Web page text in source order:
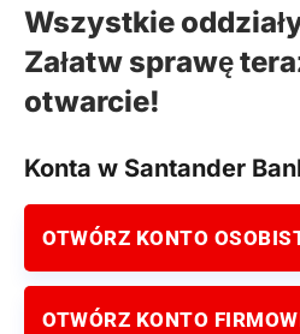
Wszystkie
Załatw sprawę
otwarcie!
Konta w Santander
OTWÓRZ KONTO
OTWÓRZ KONTO